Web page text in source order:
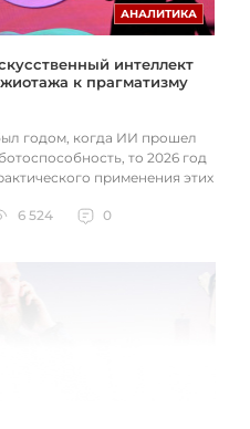
АНАЛИТИКА
интеллект
к прагматизму
годом, когда ИИ прошел
то 2026 год
применения этих
6 524 0